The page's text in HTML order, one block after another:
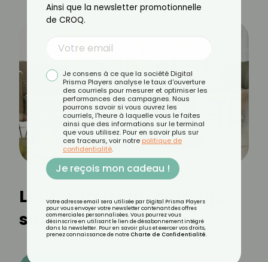
Les bienfaits du gainage
sur le corps
Ainsi que la newsletter promotionnelle
de CROQ.
Je consens à ce que la société Digital
Prisma Players analyse le taux d'ouverture
des courriels pour mesurer et optimiser les
performances des campagnes. Nous
pourrons savoir si vous ouvrez les
courriels, l'heure à laquelle vous le faites
ainsi que des informations sur le terminal
que vous utilisez. Pour en savoir plus sur
ces traceurs, voir notre politique de
confidentialité.
Je reçois mon cadeau !
Votre adresse email sera utilisée par Digital Prisma Players
pour vous envoyer votre newsletter contenant des offres
commerciales personnalisées. Vous pourrez vous
désinscrire en utilisant le lien de désabonnement intégré
dans la newsletter. Pour en savoir plus et exercer vos droits,
prenez connaissance de notre Charte de Confidentialité.